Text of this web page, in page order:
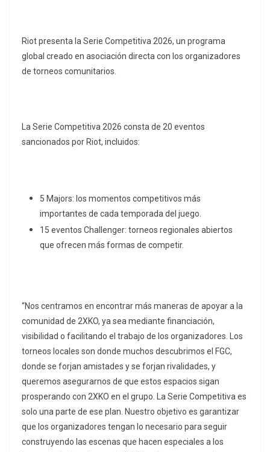
Riot presenta la Serie Competitiva 2026, un programa
global creado en asociación directa con los organizadores
de torneos comunitarios.
La Serie Competitiva 2026 consta de 20 eventos
sancionados por Riot, incluidos:
5 Majors: los momentos competitivos más
importantes de cada temporada del juego.
15 eventos Challenger: torneos regionales abiertos
que ofrecen más formas de competir.
“Nos centramos en encontrar más maneras de apoyar a la
comunidad de 2XKO, ya sea mediante financiación,
visibilidad o facilitando el trabajo de los organizadores. Los
torneos locales son donde muchos descubrimos el FGC,
donde se forjan amistades y se forjan rivalidades, y
queremos asegurarnos de que estos espacios sigan
prosperando con 2XKO en el grupo. La Serie Competitiva es
solo una parte de ese plan. Nuestro objetivo es garantizar
que los organizadores tengan lo necesario para seguir
construyendo las escenas que hacen especiales a los